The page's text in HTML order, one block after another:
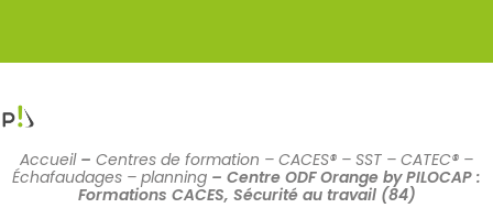
Accueil– Centres de formation – CACES® – SST – CATEC® –
Échafaudages – planning – Centre ODF Orange by PILOCAP :
Formations CACES, Sécurité au travail (84)